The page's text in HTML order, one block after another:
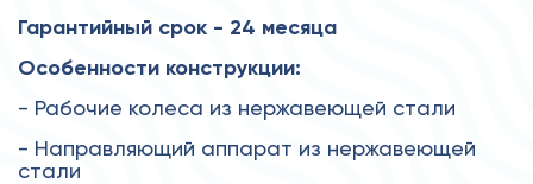
Гарантийный срок - 24 месяца
Особенности конструкции:
- Рабочие колеса из нержавеющей стали
- Направляющий аппарат из нержавеющей
стали